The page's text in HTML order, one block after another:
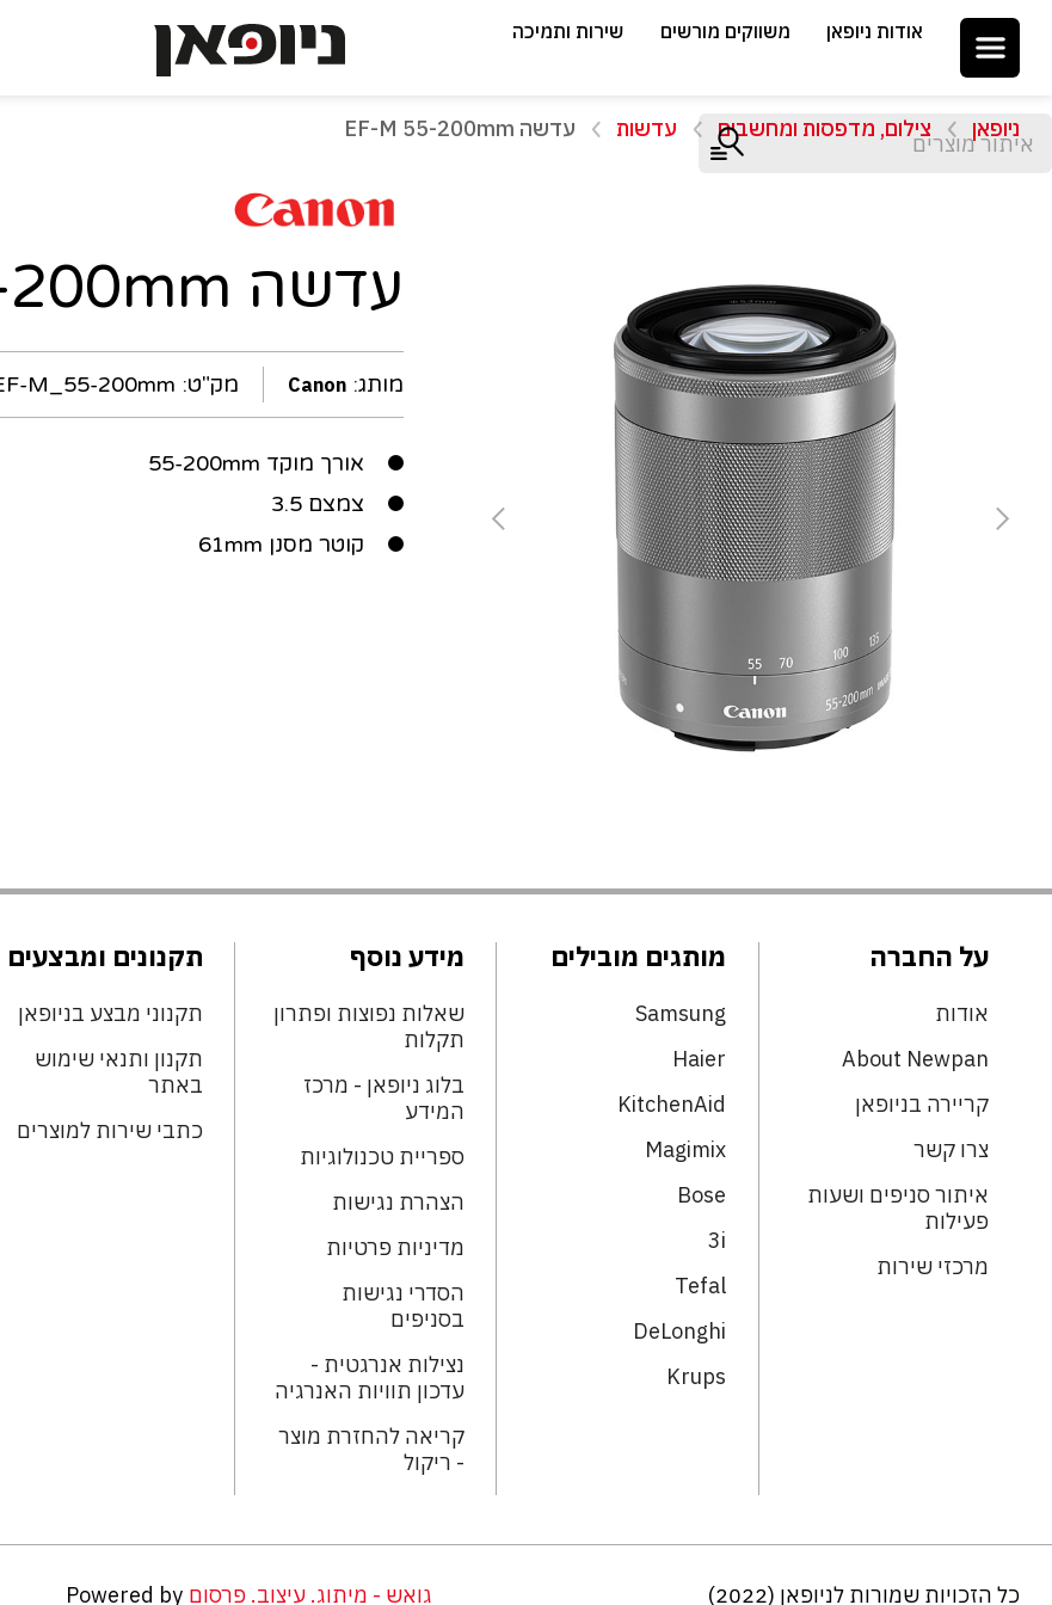
אודות ניופאן משווקים מורשים שירות ותמיכה
ניופאן צילום, מדפסות ומחשבים עדשות עדשה EF-M 55-200mm
עדשה EF-M 55-200mm
מותג: Canon מק"ט: M_55-200mm
אורך מוקד 55-200mm
צמצם 3.5
קוטר מסנן 61mm
על החברה
אודות
About Newpan
קריירה בניופאן
צרו קשר
איתור סניפים ושעות
פעילות
מרכזי שירות
מותגים מובילים
Samsung
Haier
KitchenAid
Magimix
Bose
3i
Tefal
DeLonghi
Krups
מידע נוסף
שאלות נפוצות ופתרון
תקלות
בלוג ניופאן - מרכז
המידע
ספריית טכנולוגיות
הצהרת נגישות
מדיניות פרטיות
הסדרי נגישות
בסניפים
נצילות אנרגטית -
עדכון תוויות האנרגיה
קריאה להחזרת מוצר
- ריקול
תקנונים ומבצעים
תקנוני מבצע בניופאן
תקנון ותנאי שימוש
באתר
כתבי שירות למוצרים
כל הזכויות שמורות לניופאן (2022) Powered by גואש - מיתוג. עיצוב. פרסום